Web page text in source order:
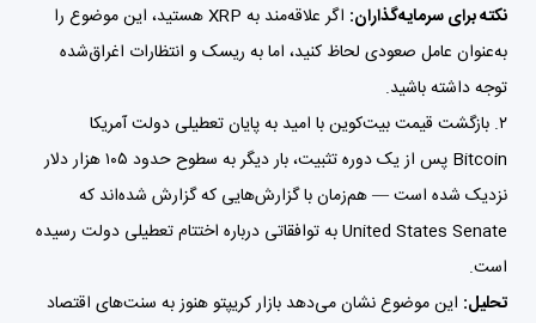
نکته برای سرمایه‌گذاران:
اگر علاقه‌مند به XRP هستید، این موضوع را
به‌عنوان عامل صعودی لحاظ کنید، اما به ریسک و انتظارات اغراق‌شده
توجه داشته باشید.
۲. بازگشت قیمت بیت‌کوین با امید به پایان تعطیلی دولت آمریکا
Bitcoin
پس از یک دوره تثبیت، بار دیگر به سطوح حدود ۱۰۵ هزار دلار
نزدیک شده است — هم‌زمان با گزارش‌هایی که ‌گزارش شده‌اند که
United States Senate به توافقاتی درباره اختتام تعطیلی دولت رسیده
است.
تحلیل: این موضوع نشان می‌دهد بازار کریپتو هنوز به سنت‌های اقتصاد